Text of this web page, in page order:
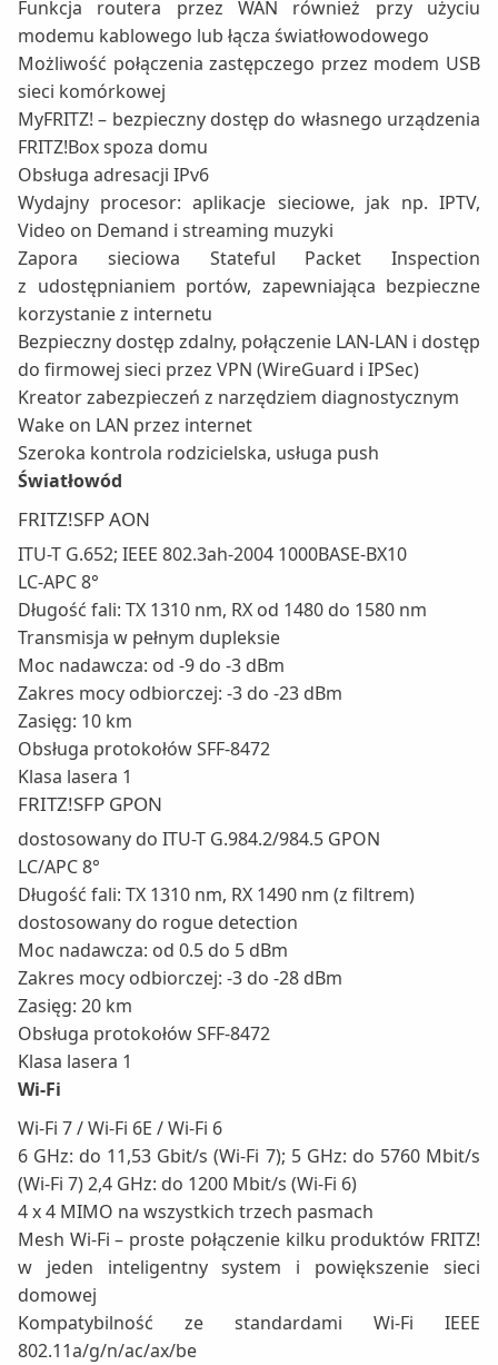
Funkcja routera przez WAN również przy użyciu
modemu kablowego lub łącza światłowodowego
Możliwość połączenia zastępczego przez modem USB
sieci komórkowej
MyFRITZ! – bezpieczny dostęp do własnego urządzenia
FRITZ!Box spoza domu
Obsługa adresacji IPv6
Wydajny procesor: aplikacje sieciowe, jak np. IPTV,
Video on Demand i streaming muzyki
Zapora sieciowa Stateful Packet Inspection
z udostępnianiem portów, zapewniająca bezpieczne
korzystanie z internetu
Bezpieczny dostęp zdalny, połączenie LAN-LAN i dostęp
do firmowej sieci przez VPN (WireGuard i IPSec)
Kreator zabezpieczeń z narzędziem diagnostycznym
Wake on LAN przez internet
Szeroka kontrola rodzicielska, usługa push
Światłowód
FRITZ!SFP AON
ITU-T G.652; IEEE 802.3ah-2004 1000BASE-BX10
LC-APC 8°
Długość fali: TX 1310 nm, RX od 1480 do 1580 nm
Transmisja w pełnym dupleksie
Moc nadawcza: od -9 do -3 dBm
Zakres mocy odbiorczej: -3 do -23 dBm
Zasięg: 10 km
Obsługa protokołów SFF-8472
Klasa lasera 1
FRITZ!SFP GPON
dostosowany do ITU-T G.984.2/984.5 GPON
LC/APC 8°
Długość fali: TX 1310 nm, RX 1490 nm (z filtrem)
dostosowany do rogue detection
Moc nadawcza: od 0.5 do 5 dBm
Zakres mocy odbiorczej: -3 do -28 dBm
Zasięg: 20 km
Obsługa protokołów SFF-8472
Klasa lasera 1
Wi-Fi
Wi-Fi 7 / Wi-Fi 6E / Wi-Fi 6
6 GHz: do 11,53 Gbit/s (Wi-Fi 7); 5 GHz: do 5760 Mbit/s
(Wi-Fi 7) 2,4 GHz: do 1200 Mbit/s (Wi-Fi 6)
4 x 4 MIMO na wszystkich trzech pasmach
Mesh Wi-Fi – proste połączenie kilku produktów FRITZ!
w jeden inteligentny system i powiększenie sieci
domowej
Kompatybilność ze standardami Wi-Fi IEEE
802.11a/g/n/ac/ax/be